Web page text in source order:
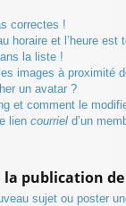
correctes !
horaire et l’heure est
la liste !
images à proximité
un avatar ?
et comment le
lien courriel d’un
la publication de
sujet ou poster